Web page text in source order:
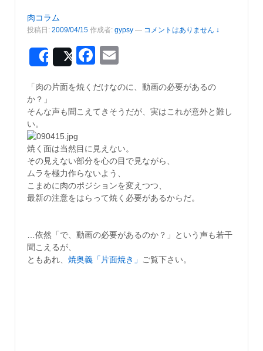
肉コラム
投稿日: 2009/04/15 作成者: gypsy — コメントはありません ↓
SharePostFacebook
「肉の片面を焼くだけなのに、動画の必要があるの
か？」
そんな声も聞こえてきそうだが、実はこれが意外と難し
い。
焼く面は当然目に見えない。
その見えない部分を心の目で見ながら、
ムラを極力作らないよう、
こまめに肉のポジションを変えつつ、
最新の注意をはらって焼く必要があるからだ。
…依然「で、動画の必要があるのか？」という声も若干
聞こえるが、
ともあれ、 焼奥義「片面焼き」 ご覧下さい。